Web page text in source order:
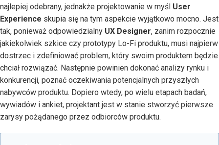
najlepiej odebrany, jednakże projektowanie w myśl User
Experience skupia się na tym aspekcie wyjątkowo mocno. Jest
tak, ponieważ odpowiedzialny UX Designer, zanim rozpocznie
jakiekolwiek szkice czy prototypy Lo-Fi produktu, musi najpierw
dostrzec i zdefiniować problem, który swoim produktem będzie
chciał rozwiązać. Następnie powinien dokonać analizy rynku i
konkurencji, poznać oczekiwania potencjalnych przyszłych
nabywców produktu. Dopiero wtedy, po wielu etapach badań,
wywiadów i ankiet, projektant jest w stanie stworzyć pierwsze
zarysy pożądanego przez odbiorców produktu.